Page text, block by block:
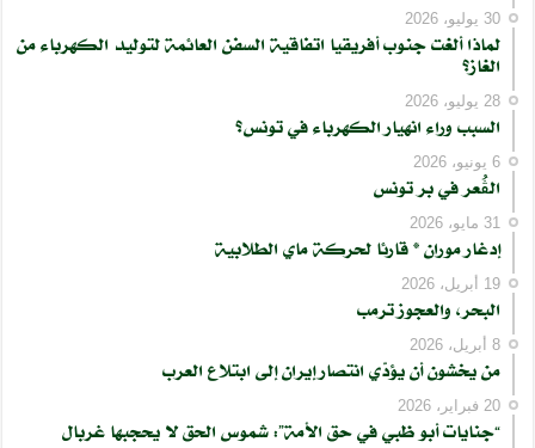
30 يوليو، 2026
لماذا ألغت جنوب أفريقيا اتفاقية السفن العائمة لتوليد الكهرباء من
الغاز؟
28 يوليو، 2026
السبب وراء انهيار الكهرباء في تونس؟
6 يونيو، 2026
الڨُعر في بر تونس
31 مايو، 2026
إدغار موران * قارئا لحركة ماي الطلابية
19 أبريل، 2026
البحر، والعجوز ترمب
8 أبريل، 2026
من يخشون أن يؤدّي انتصار إيران إلى ابتلاع العرب
20 فبراير، 2026
“جنايات أبو ظبي في حق الأمة”: شموس الحق لا يحجبها غربال